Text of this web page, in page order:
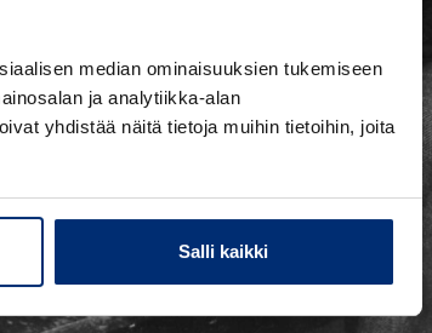
median ominaisuuksien tukemiseen
ja analytiikka-alan
yhdistää näitä tietoja muihin tietoihin, joita
Salli kaikki